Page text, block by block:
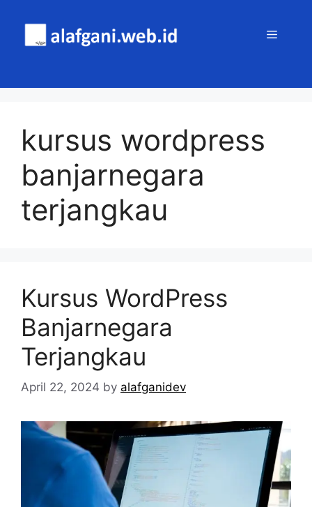
content
MENU
kursus wordpress
banjarnegara
terjangkau
Kursus WordPress
Banjarnegara
Terjangkau
April 22, 2024 by alafganidev